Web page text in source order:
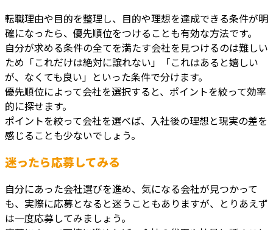
転職理由や目的を整理し、目的や理想を達成できる条件が明
確になったら、優先順位をつけることも有効な方法です。
自分が求める条件の全てを満たす会社を見つけるのは難しい
ため「これだけは絶対に譲れない」「これはあると嬉しい
が、なくても良い」といった条件で分けます。
優先順位によって会社を選択すると、ポイントを絞って効率
的に探せます。
ポイントを絞って会社を選べば、入社後の理想と現実の差を
感じることも少ないでしょう。
迷ったら応募してみる
自分にあった会社選びを進め、気になる会社が見つかって
も、実際に応募となると迷うこともありますが、とりあえず
は一度応募してみましょう。